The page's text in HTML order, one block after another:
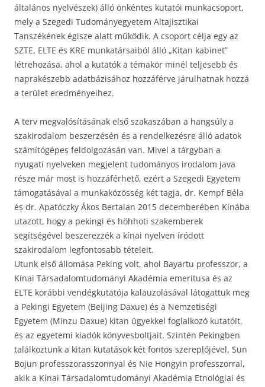
általános nyelvészek) álló önkéntes kutatói munkacsoport,
mely a Szegedi Tudományegyetem Altajisztikai
Tanszékének égisze alatt működik. A csoport célja egy az
SZTE, ELTE és KRE munkatársaiból álló „Kitan kabinet”
létrehozása, ahol a kutatók a témakör minél teljesebb és
naprakészebb adatbázisához hozzáférve járulhatnak hozzá
a terület eredményeihez.
A terv megvalósításának első szakaszában a hangsúly a
szakirodalom beszerzésén és a rendelkezésre álló adatok
számítógépes feldolgozásán van. Mivel a tárgyban a
nyugati nyelveken megjelent tudományos irodalom java
része már most is hozzáférhető, ezért a Szegedi Egyetem
támogatásával a munkaközösség két tagja, dr. Kempf Béla
és dr. Apatóczky Ákos Bertalan 2015 decemberében Kínába
utazott, hogy a pekingi és höhhoti szakemberek
segítségével beszerezzék a kínai nyelven íródott
szakirodalom legfontosabb tételeit.
Utunk első állomása Peking volt, ahol Bayartu professzor, a
Kínai Társadalomtudományi Akadémia emeritusa és az
ELTE korábbi vendégkutatója kalauzolásával látogattuk meg
a Pekingi Egyetem (Beijing Daxue) és a Nemzetiségi
Egyetem (Minzu Daxue) kitan ügyekkel foglalkozó kutatóit,
és az egyetemi kiadók könyvesboltjait. Szintén Pekingben
találkoztunk a kitan kutatások két fontos szereplőjével, Sun
Bojun professzorasszonnyal és Nie Hongyin professzorral,
akik a Kínai Társadalomtudományi Akadémia Etnológiai és